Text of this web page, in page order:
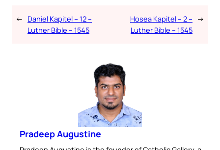
← Daniel Kapitel – 12 –
Luther Bible – 1545
Hosea Kapitel – 2 –
Luther Bible – 1545
→
Pradeep Augustine